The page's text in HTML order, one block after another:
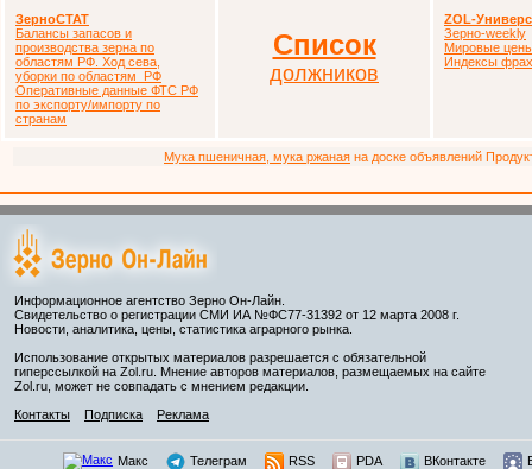
ЗерноСТАТ
Балансы запасов и
производства зерна по
областям РФ. Ход сева,
уборки по областям РФ
Оперативные данные ФТС РФ
по экспорту/импорту по
странам
Список
должников
ZOL-
Зерно-weekly
Мировые
Индексы
Мука пшеничная, мука ржаная на доске объявлений
Информационное агентство Зерно Он-Лайн.
Свидетельство о регистрации СМИ ИА №ФС77-31392 от 12 марта 2008 г.
Новости, аналитика, цены, статистика аграрного рынка.
Использование открытых материалов разрешается с обязательной
гиперссылкой на Zol.ru. Мнение авторов материалов, размещаемых на сайте
Zol.ru, может не совпадать с мнением редакции.
Контакты
Подписка Реклама
Макс Телеграм RSS PDA ВКонтакте